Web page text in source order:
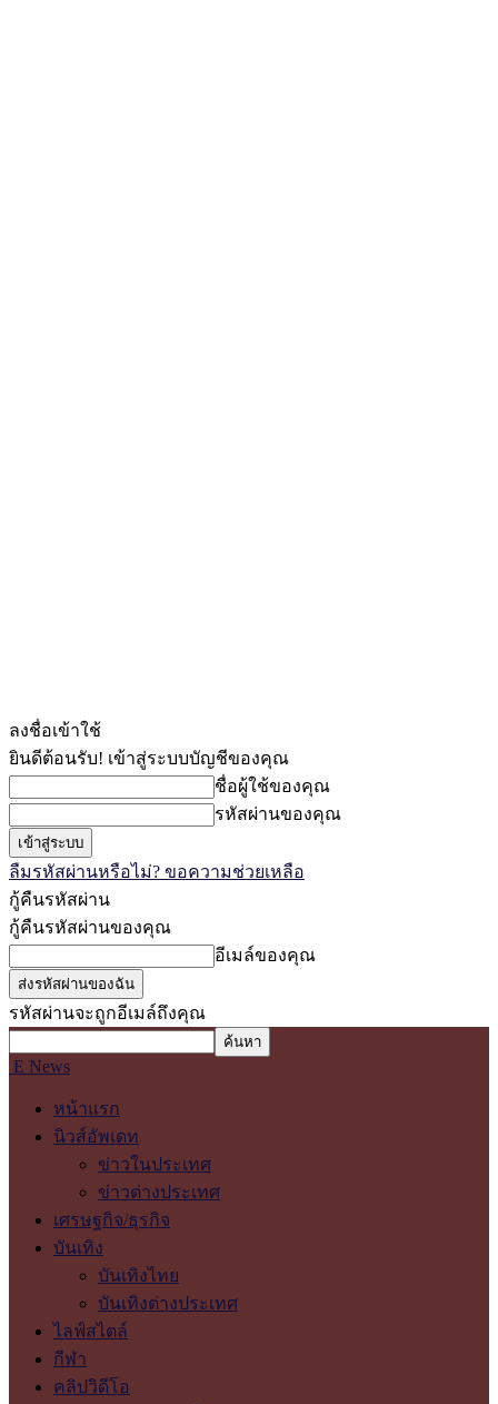
ลงชื่อเข้าใช้
ยินดีต้อนรับ! เข้าสู่ระบบบัญชีของคุณ
ชื่อผู้ใช้ของคุณ
รหัสผ่านของคุณ
ลืมรหัสผ่านหรือไม่? ขอความช่วยเหลือ
กู้คืนรหัสผ่าน
กู้คืนรหัสผ่านของคุณ
อีเมล์ของคุณ
รหัสผ่านจะถูกอีเมล์ถึงคุณ
E News
หน้าแรก
นิวส์อัพเดท
ข่าวในประเทศ
ข่าวต่างประเทศ
เศรษฐกิจ/ธุรกิจ
บันเทิง
บันเทิงไทย
บันเทิงต่างประเทศ
ไลฟ์สไตล์
กีฬา
คลิปวิดีโอ